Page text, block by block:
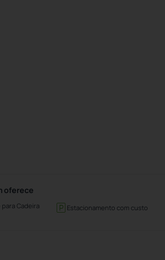
oferece
Cadeira
Estacionamento com custo